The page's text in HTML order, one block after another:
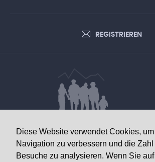
Diese Website verwendet Cookies,
Navigation zu verbessern und die Zahl
Besuche zu analysieren. Wenn Sie auf
REGISTRIEREN
INTERESSE
Walliser